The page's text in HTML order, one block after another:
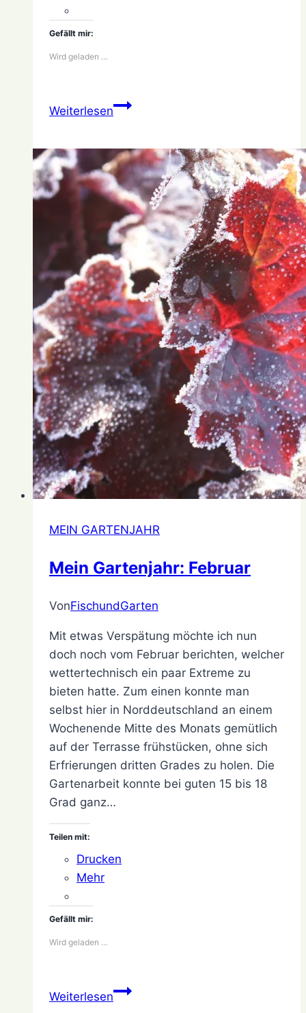
Gefällt mir:
Wird geladen …
WeiterlesenMein
MEIN GARTENJAHR
Mein Gartenjahr: Februar
VonFischundGarten
202121.
Dezember
2021
Mit etwas Verspätung möchte ich nun
doch noch vom Februar berichten, welcher
wettertechnisch ein paar Extreme zu
bieten hatte. Zum einen konnte man
selbst hier in Norddeutschland an einem
Wochenende Mitte des Monats gemütlich
auf der Terrasse frühstücken, ohne sich
Erfrierungen dritten Grades zu holen. Die
Gartenarbeit konnte bei guten 15 bis 18
Grad ganz…
Teilen mit:
Drucken
Mehr
Gefällt mir:
Wird geladen …
WeiterlesenMein